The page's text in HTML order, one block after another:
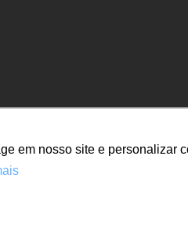
em nosso site e personalizar